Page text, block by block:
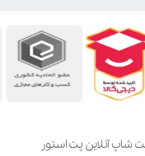
شاپ آنلاین پت استور